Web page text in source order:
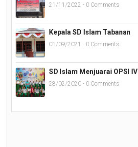
21/11/2022 - 0 Comments
Kepala SD Islam Tabanan
01/09/2021 - 0 Comments
SD Islam Menjuarai OPSI IV
28/02/2020 - 0 Comments